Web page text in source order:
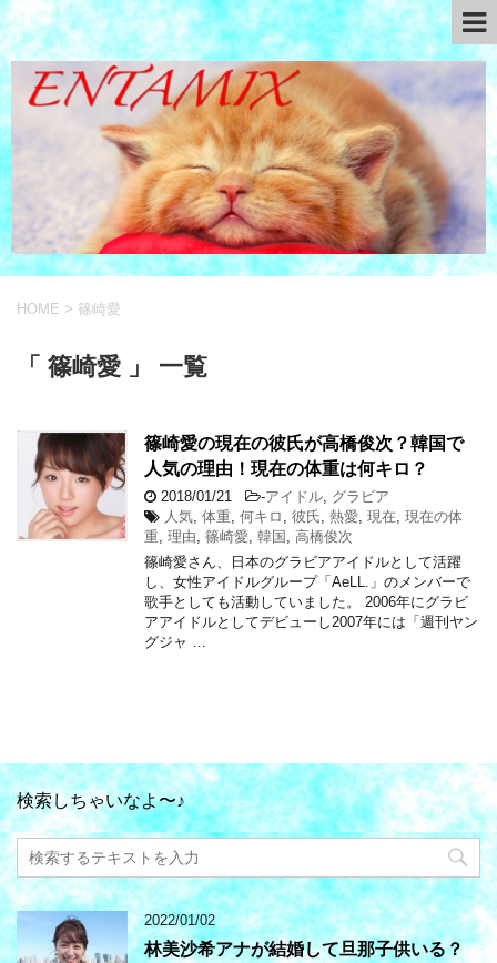
HOME > 篠崎愛
「 篠崎愛 」 一覧
篠崎愛の現在の彼氏が高橋俊次？韓国で
人気の理由！現在の体重は何キロ？
2018/01/21 -アイドル グラビア
人気 体重 何キロ 彼氏 熱愛 現在 現在の体
重 理由 篠崎愛 韓国
高橋俊次
篠崎愛さん、日本のグラビアアイドルとして活躍
し、女性アイドルグループ「AeLL.」のメンバーで
歌手としても活動していました。 2006年にグラビ
アアイドルとしてデビューし2007年には「週刊ヤン
グジャ …
検索しちゃいなよ〜♪
2022/01/02
林美沙希アナが結婚して旦那子供いる？